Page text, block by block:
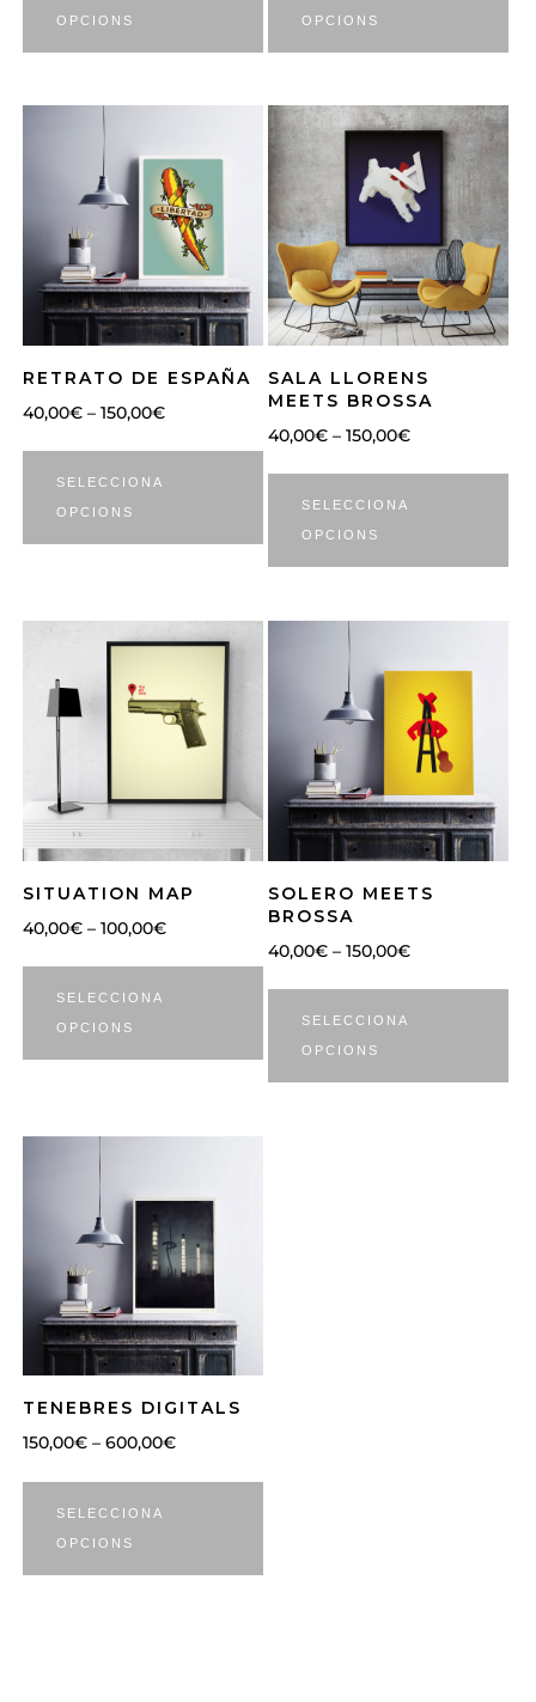
OPCIONS OPCIONS
RETRATO DE ESPAÑA
40,00€ – 150,00€
SELECCIONA
OPCIONS
SALA LLORENS
MEETS BROSSA
40,00€ – 150,00€
SELECCIONA
OPCIONS
SITUATION MAP
40,00€ – 100,00€
SELECCIONA
OPCIONS
SOLERO MEETS
BROSSA
40,00€ – 150,00€
SELECCIONA
OPCIONS
TENEBRES DIGITALS
150,00€ – 600,00€
SELECCIONA
OPCIONS